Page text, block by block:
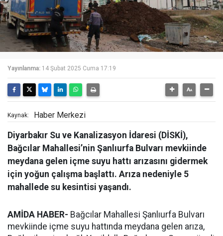
Yayınlanma: 14 Şubat 2025 Cuma 17:19
Kaynak: Haber Merkezi
Diyarbakır Su ve Kanalizasyon İdaresi (DİSKİ),
Bağcılar Mahallesi’nin Şanlıurfa Bulvarı mevkiinde
meydana gelen içme suyu hattı arızasını gidermek
için yoğun çalışma başlattı. Arıza nedeniyle 5
mahallede su kesintisi yaşandı.
AMİDA HABER- Bağcılar Mahallesi Şanlıurfa Bulvarı
mevkiinde içme suyu hattında meydana gelen arıza,